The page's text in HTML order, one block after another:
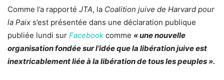
Comme l’a rapporté JTA, la Coalition juive de Harvard pour
la Paix s’est présentée dans une déclaration publique
publiée lundi sur Facebook comme « une nouvelle
organisation fondée sur l’idée que la libération juive est
inextricablement liée à la libération de tous les peuples ».